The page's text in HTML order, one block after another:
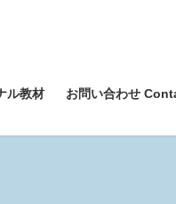
ル教材 お問い合わせ